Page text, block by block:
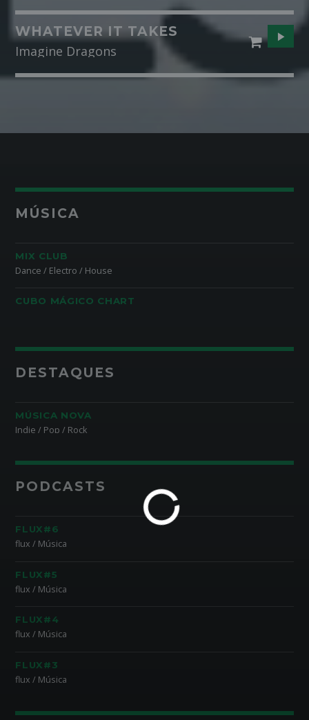
WHATEVER IT TAKES
Imagine Dragons
MÚSICA
MIX CLUB
Dance / Electro / House
CUBO MÁGICO CHART
DESTAQUES
MÚSICA NOVA
Indie / Pop / Rock
PODCASTS
FLUX#6
flux / Música
FLUX#5
flux / Música
FLUX#4
flux / Música
FLUX#3
flux / Música